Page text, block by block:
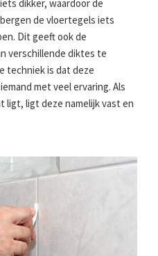
dikker, waardoor de
de vloertegels iets
Dit geeft ook de
verschillende diktes te
techniek is dat deze
met veel ervaring. Als
ligt, ligt deze namelijk vast en